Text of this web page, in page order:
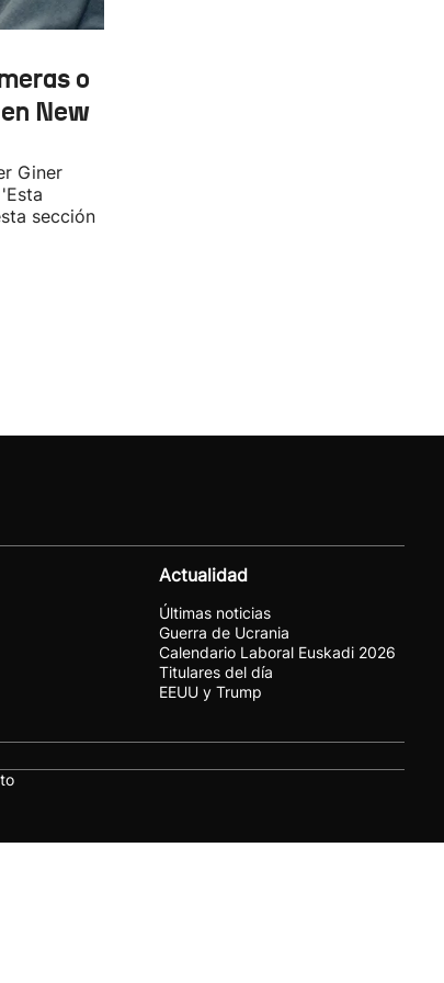
o
New
Giner
sección
Actualidad
Últimas noticias
Guerra de Ucrania
Calendario Laboral Euskadi 2026
Titulares del día
EEUU y Trump